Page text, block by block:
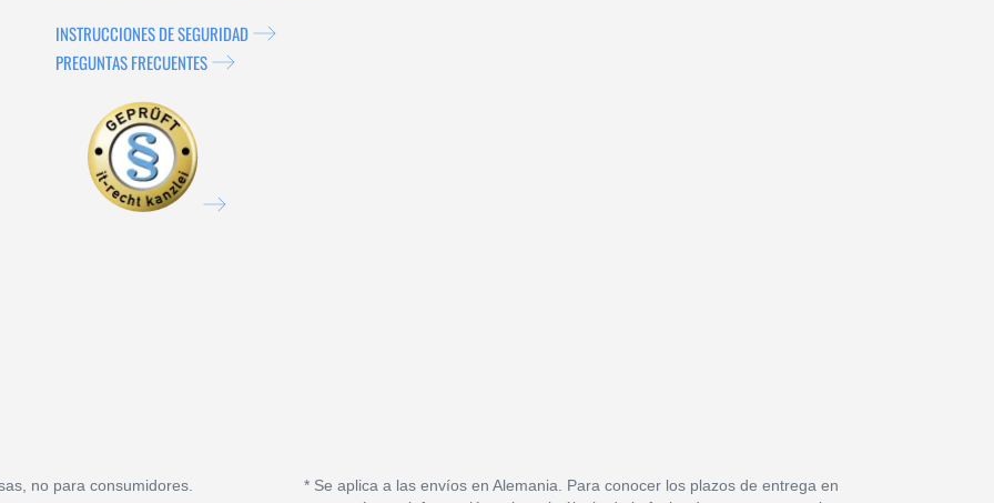
INSTRUCCIONES DE SEGURIDAD
PREGUNTAS FRECUENTES
no para consumidores.
* Se aplica a las envíos en Alemania. Para conocer los plazos de entrega en